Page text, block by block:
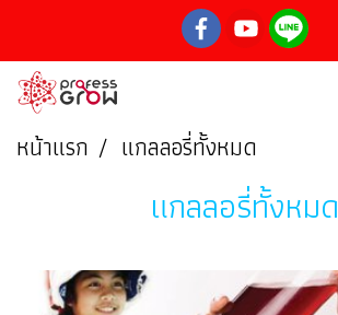
หน้าแรก แกลลอรี่ทั้งหมด
แกลลอรี่ทั้งหมด